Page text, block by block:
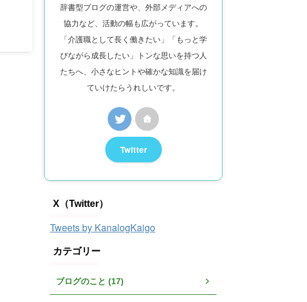
辞書型ブログの運営や、外部メディアへの
協力など、活動の幅も広がっています。
「介護職として長く働きたい」「もっと学
びながら成長したい」トンな思いを持つ人
たちへ、小さなヒントや確かな知識を届け
ていけたらうれしいです。
Twitter
X（Twitter）
Tweets by KanalogKaigo
カテゴリー
ブログのこと (17)